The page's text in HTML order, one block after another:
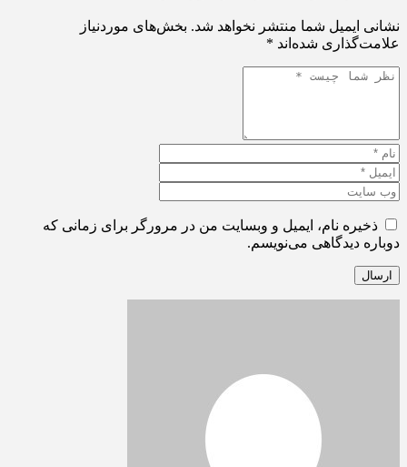
نشانی ایمیل شما منتشر نخواهد شد. بخش‌های موردنیاز
علامت‌گذاری شده‌اند *
ذخیره نام، ایمیل و وبسایت من در مرورگر برای زمانی که
دوباره دیدگاهی می‌نویسم.
ارسال